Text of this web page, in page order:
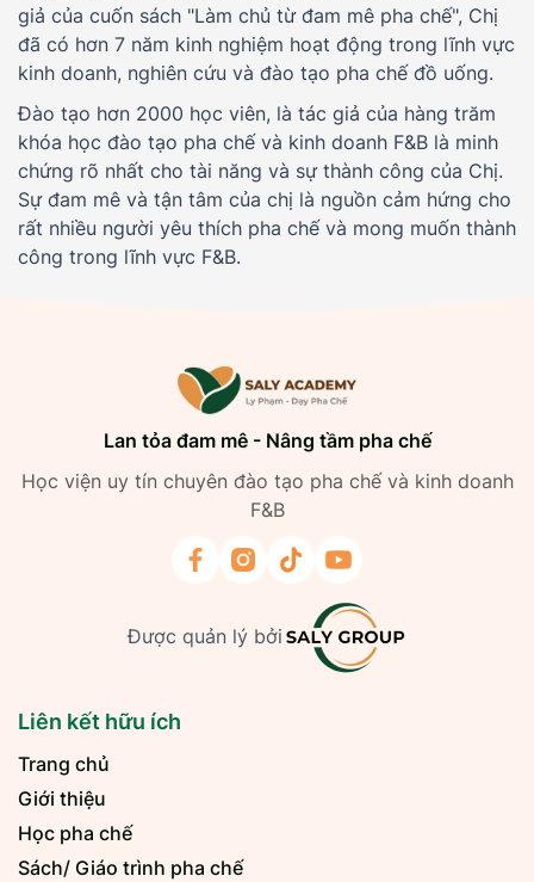
giả của cuốn sách "Làm chủ từ đam mê pha chế", Chị
đã có hơn 7 năm kinh nghiệm hoạt động trong lĩnh vực
kinh doanh, nghiên cứu và đào tạo pha chế đồ uống.
Đào tạo hơn 2000 học viên, là tác giả của hàng trăm
khóa học đào tạo pha chế và kinh doanh F&B là minh
chứng rõ nhất cho tài năng và sự thành công của Chị.
Sự đam mê và tận tâm của chị là nguồn cảm hứng cho
rất nhiều người yêu thích pha chế và mong muốn thành
công trong lĩnh vực F&B.
Lan tỏa đam mê - Nâng tầm pha chế
Học viện uy tín chuyên đào tạo pha chế và kinh doanh
F&B
Được quản lý bởi
Liên kết hữu ích
Trang chủ
Giới thiệu
Học pha chế
Sách/ Giáo trình pha chế